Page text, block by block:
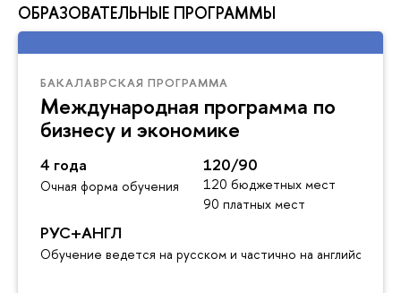
ОБРАЗОВАТЕЛЬНЫЕ ПРОГРАММЫ
БАКАЛАВРСКАЯ ПРОГРАММА
Международная программа по
бизнесу и экономике
4 года
Очная форма обучения
120/90
120 бюджетных мест
90 платных мест
РУС+АНГЛ
Обучение ведется на русском и частично на английском